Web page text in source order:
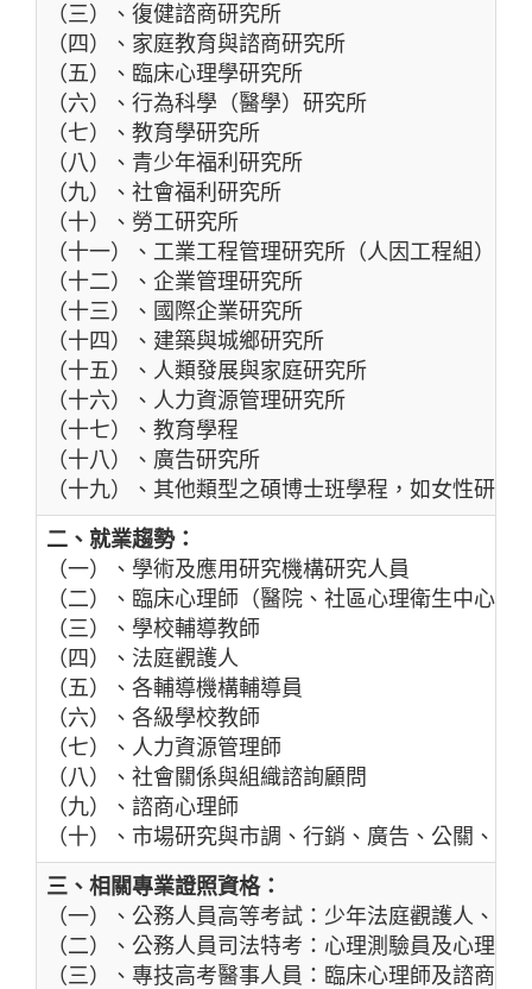
社會與性格心理學
生理、知覺與認知心理學
（三）、復健諮商研究所
（四）、家庭教育與諮商研究所
（五）、臨床心理學研究所
（六）、行為科學（醫學）研究所
（七）、教育學研究所
（八）、青少年福利研究所
（九）、社會福利研究所
（十）、勞工研究所
（十一）、工業工程管理研究所（人因工程組）
（十二）、企業管理研究所
（十三）、國際企業研究所
（十四）、建築與城鄉研究所
（十五）、人類發展與家庭研究所
（十六）、人力資源管理研究所
（十七）、教育學程
（十八）、廣告研究所
（十九）、其他類型之碩博士班學程，如女性研究
二、就業趨勢：
（一）、學術及應用研究機構研究人員
（二）、臨床心理師（醫院、社區心理衛生中心）
（三）、學校輔導教師
（四）、法庭觀護人
（五）、各輔導機構輔導員
（六）、各級學校教師
（七）、人力資源管理師
（八）、社會關係與組織諮詢顧問
（九）、諮商心理師
（十）、市場研究與市調、行銷、廣告、公關、
三、相關專業證照資格：
（一）、公務人員高等考試：少年法庭觀護人、人
（二）、公務人員司法特考：心理測驗員及心理輔
（三）、專技高考醫事人員：臨床心理師及諮商心